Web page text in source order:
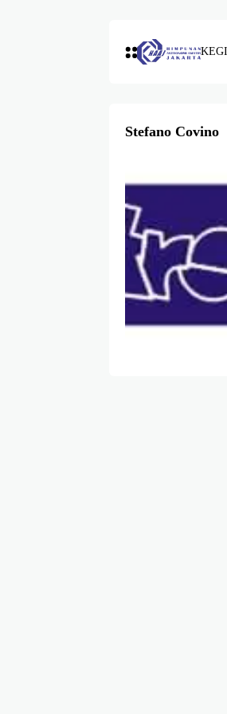
Stefano Covino